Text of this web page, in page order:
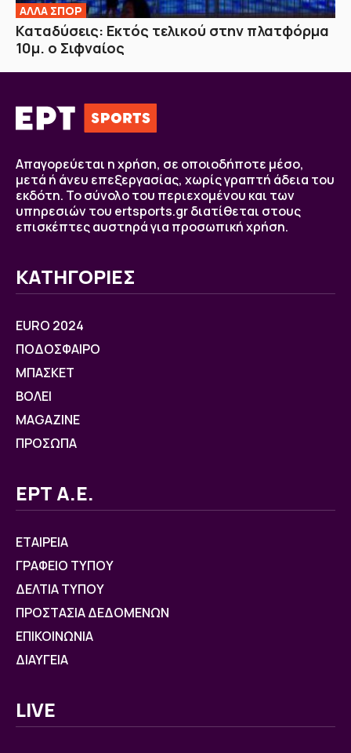
ΑΛΛΑ ΣΠΟΡ
Καταδύσεις: Εκτός τελικού στην πλατφόρμα
10μ. ο Σιφναίος
Απαγορεύεται η χρήση, σε οποιοδήποτε μέσο,
μετά ή άνευ επεξεργασίας, χωρίς γραπτή άδεια του
εκδότη. Το σύνολο του περιεχομένου και των
υπηρεσιών του ertsports.gr διατίθεται στους
επισκέπτες αυστηρά για προσωπική χρήση.
ΚΑΤΗΓΟΡΙΕΣ
EURO 2024
ΠΟΔΟΣΦΑΙΡΟ
ΜΠΑΣΚΕΤ
ΒOΛΕΙ
MAGAZINE
ΠΡΟΣΩΠΑ
ΕΡΤ Α.Ε.
ΕΤΑΙΡΕΙΑ
ΓΡΑΦΕΙΟ ΤΥΠΟΥ
ΔΕΛΤΙΑ ΤΥΠΟΥ
ΠΡΟΣΤΑΣΙΑ ΔΕΔΟΜΕΝΩΝ
ΕΠΙΚΟΙΝΩΝΙΑ
ΔΙΑΥΓΕΙΑ
LIVE